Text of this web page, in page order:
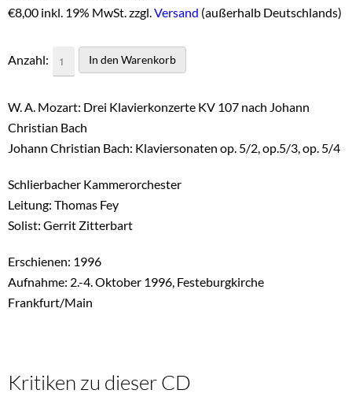
€8,00 inkl. 19% MwSt. zzgl.Versand (außerhalb Deutschlands)
Anzahl:
W. A. Mozart: Drei Klavierkonzerte KV 107 nach Johann
Christian Bach
Johann Christian Bach: Klaviersonaten op. 5/2, op.5/3, op. 5/4
Schlierbacher Kammerorchester
Leitung: Thomas Fey
Solist: Gerrit Zitterbart
Erschienen: 1996
Aufnahme: 2.-4. Oktober 1996, Festeburgkirche
Frankfurt/Main
Kritiken zu dieser CD